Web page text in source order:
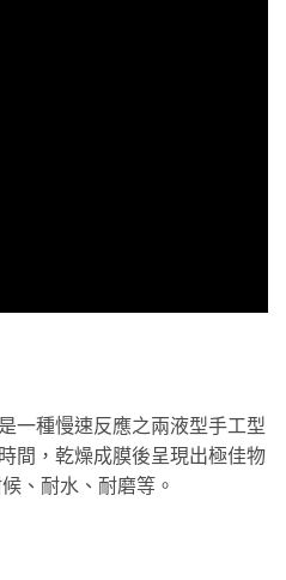
一種慢速反應之兩液型手工型
間，乾燥成膜後呈現出極佳物
、耐水、耐磨等。